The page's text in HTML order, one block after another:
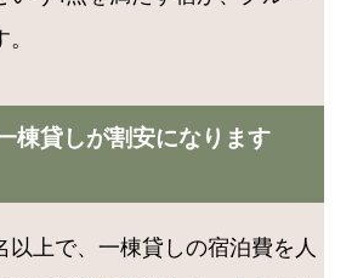
棟貸しが割安になります
以上で、一棟貸しの宿泊費を人